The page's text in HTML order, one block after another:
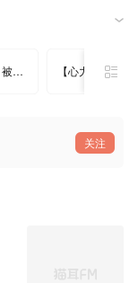
【心力】被嘲笑30年的人，是如何保持心力的 mp3 【心力】学会正确下指令，大脑才会配合你，宇宙才会配合你
关注